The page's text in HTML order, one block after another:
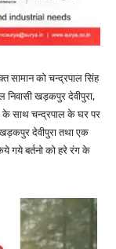
सामान को चन्द्रपाल सिंह
निवासी खड़कपुर देवीपुरा,
के साथ चन्द्रपाल के घर पर
खड़कपुर देवीपुरा तथा एक
गये बर्तनो को हरे रंग के